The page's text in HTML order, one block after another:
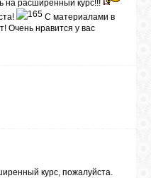
на расширенный курс!!!
С материалами в
Очень нравится у вас
курс, пожалуйста.